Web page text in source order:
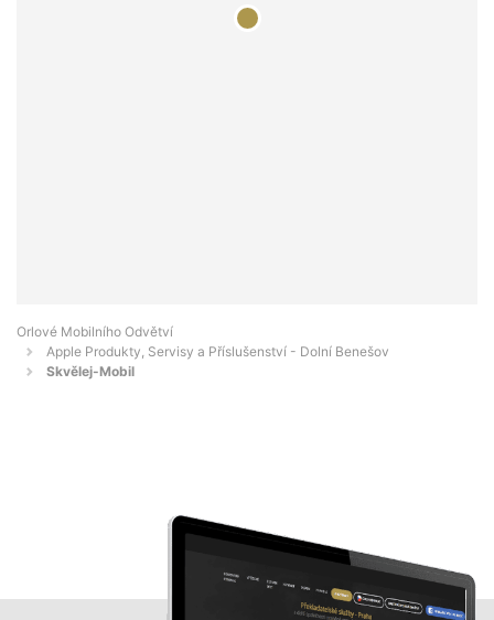
Orlové Mobilního Odvětví
Apple Produkty, Servisy a Příslušenství - Dolní Benešov
Skvělej-Mobil